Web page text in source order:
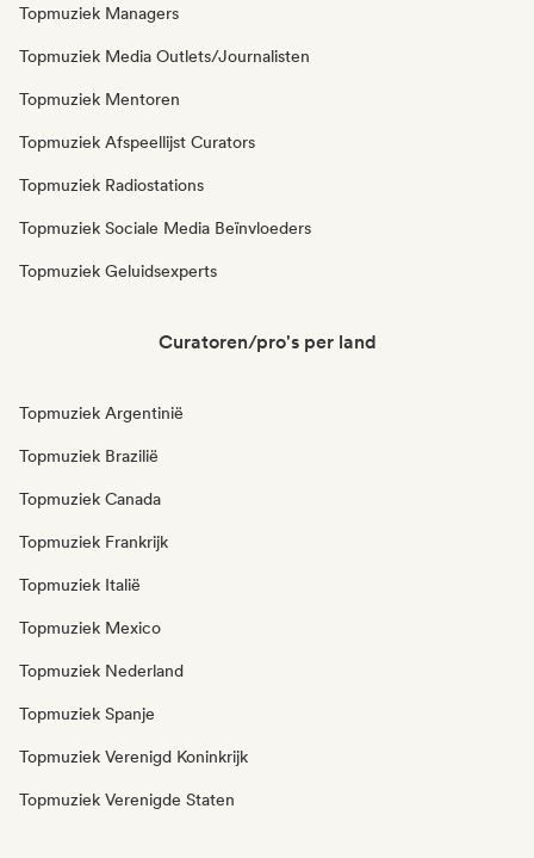
Topmuziek Managers
Topmuziek Media Outlets/Journalisten
Topmuziek Mentoren
Topmuziek Afspeellijst Curators
Topmuziek Radiostations
Topmuziek Sociale Media Beïnvloeders
Topmuziek Geluidsexperts
Curatoren/pro's per land
Topmuziek Argentinië
Topmuziek Brazilië
Topmuziek Canada
Topmuziek Frankrijk
Topmuziek Italië
Topmuziek Mexico
Topmuziek Nederland
Topmuziek Spanje
Topmuziek Verenigd Koninkrijk
Topmuziek Verenigde Staten